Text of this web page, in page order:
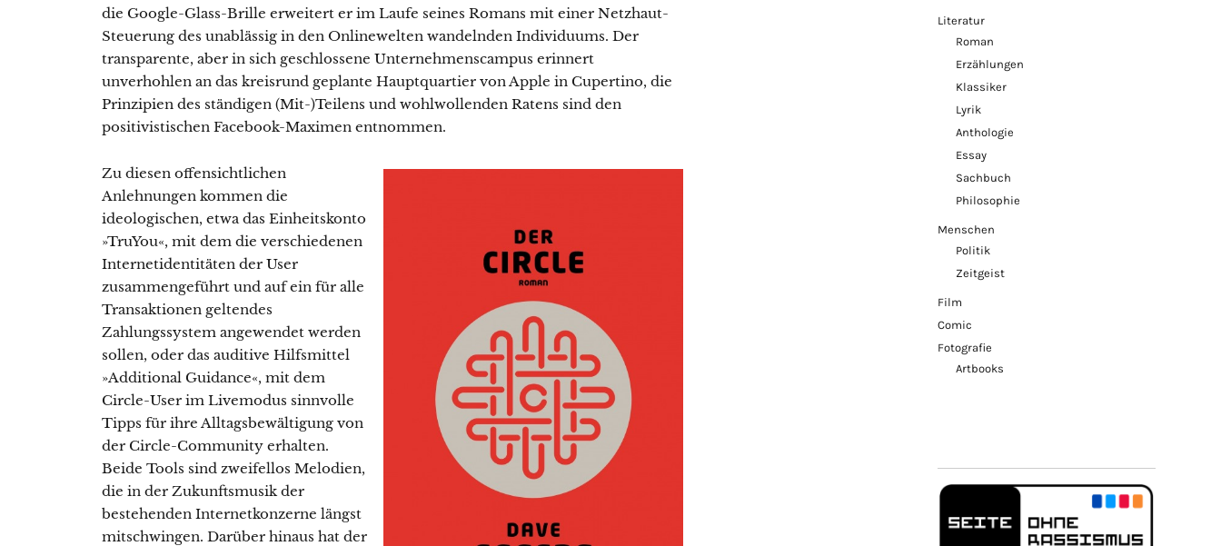
die Google-Glass-Brille erweitert er im Laufe seines Romans mit einer Netzhaut-
Steuerung des unablässig in den Onlinewelten wandelnden Individuums. Der
transparente, aber in sich geschlossene Unternehmenscampus erinnert
unverhohlen an das kreisrund geplante Hauptquartier von Apple in Cupertino, die
Prinzipien des ständigen (Mit-)Teilens und wohlwollenden Ratens sind den
positivistischen Facebook-Maximen entnommen.
Zu diesen offensichtlichen
Anlehnungen kommen die
ideologischen, etwa das Einheitskonto
»TruYou«, mit dem die verschiedenen
Internetidentitäten der User
zusammengeführt und auf ein für alle
Transaktionen geltendes
Zahlungssystem angewendet werden
sollen, oder das auditive Hilfsmittel
»Additional Guidance«, mit dem
Circle-User im Livemodus sinnvolle
Tipps für ihre Alltagsbewältigung von
der Circle-Community erhalten.
Beide Tools sind zweifellos Melodien,
die in der Zukunftsmusik der
bestehenden Internetkonzerne längst
mitschwingen. Darüber hinaus hat der
Literatur
Roman
Erzählungen
Klassiker
Lyrik
Anthologie
Essay
Sachbuch
Philosophie
Menschen
Politik
Zeitgeist
Film
Comic
Fotografie
Artbooks